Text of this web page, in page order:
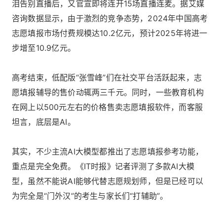
泪告别直播后，又官宣即将连开15场直播连麦。据艾媒
咨询数据显示，由于激烈的竞争态势，2024年中国高考
志愿填报市场付费规模达10.2亿元，预计2025年将进一
步增至10.9亿元。
高考结束，低配版“张雪峰”们在社交平台活跃起来，志
愿填报辅导的售价动辄两三千元。同时，一些教育机构
在网上以500元左右的价格售卖志愿填报软件，而客服
坦言，底层是AI。
其实，不少主流AI大模型都推出了志愿填报参考功能，
重点是完全免费。《IT时报》记者评测了多款AI大模
型，虽然不能说AI能够代替志愿规划师，但是已经可以
为完全是“门外汉”的考生与家长们“打辅助”。